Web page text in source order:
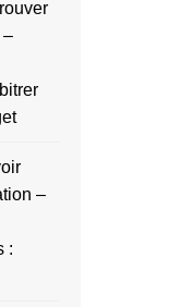
–
–
: